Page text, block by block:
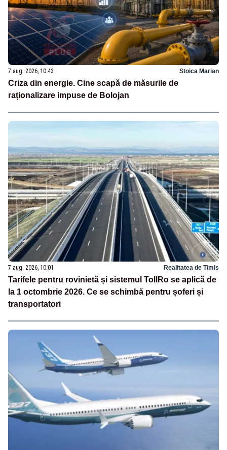
7 aug. 2026, 10:43 Stoica Marian
Criza din energie. Cine scapă de măsurile de
raționalizare impuse de Bolojan
7 aug. 2026, 10:01 Realitatea de Timis
Tarifele pentru rovinietă și sistemul TollRo se aplică de
la 1 octombrie 2026. Ce se schimbă pentru șoferi și
transportatori